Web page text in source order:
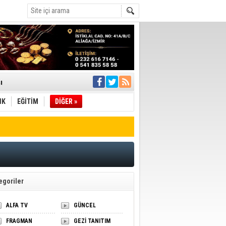
Geçti
EĞİTİM DİĞER »
ALFA TV GÜNCEL
FRAGMAN GEZİ TANITIM